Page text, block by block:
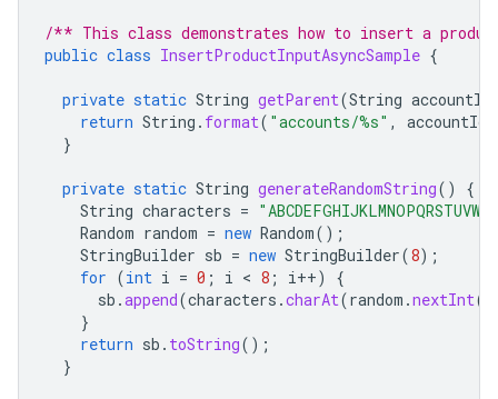
/** This class demonstrates how to insert a
public class InsertProductInputAsyncSample {
private static String getParent(String accountId
return String . format( "accounts/%s" , accountId
}
private static String generateRandomString()
{
String characters =
Random random = new Random();
StringBuilder sb = new StringBuilder(8);
for (int i = 0 ; i < 8 ; i++)
{
sb .append(characters .charAt(random .nextInt(
}
return sb . toString();
}